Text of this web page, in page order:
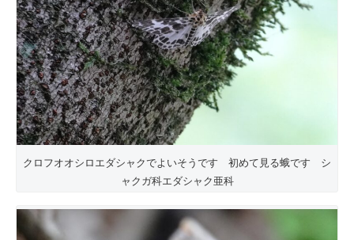
クロフオオシロエダシャクでよいそうです 初めて見る蛾です シ
ャクガ科エダシャク亜科